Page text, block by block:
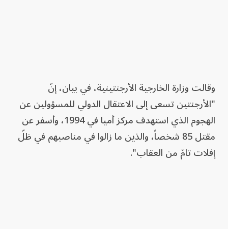
وقالت وزارة الخارجية الأرجنتينية، في بيان، إنّ
"الأرجنتين تسعى إلى الاعتقال الدولي للمسؤولين عن
الهجوم الذي استهدف مركز أميا في 1994، وأسفر عن
مقتل 85 شخصاً، والذين ما زالوا في مناصبهم في ظلّ
إفلات تامّ من العقاب".